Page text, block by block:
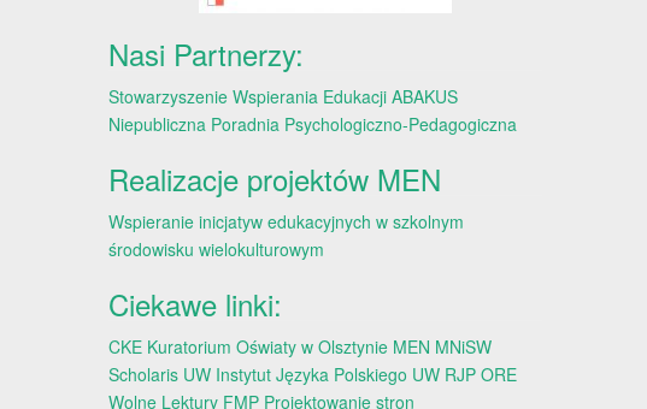
Nasi Partnerzy:
Stowarzyszenie Wspierania Edukacji ABAKUS
Niepubliczna Poradnia Psychologiczno-Pedagogiczna
Realizacje projektów MEN
Wspieranie inicjatyw edukacyjnych w szkolnym
środowisku wielokulturowym
Ciekawe linki:
CKE Kuratorium Oświaty w Olsztynie MEN MNiSW
Scholaris UW Instytut Języka Polskiego UW RJP ORE
Wolne Lektury FMP Projektowanie stron